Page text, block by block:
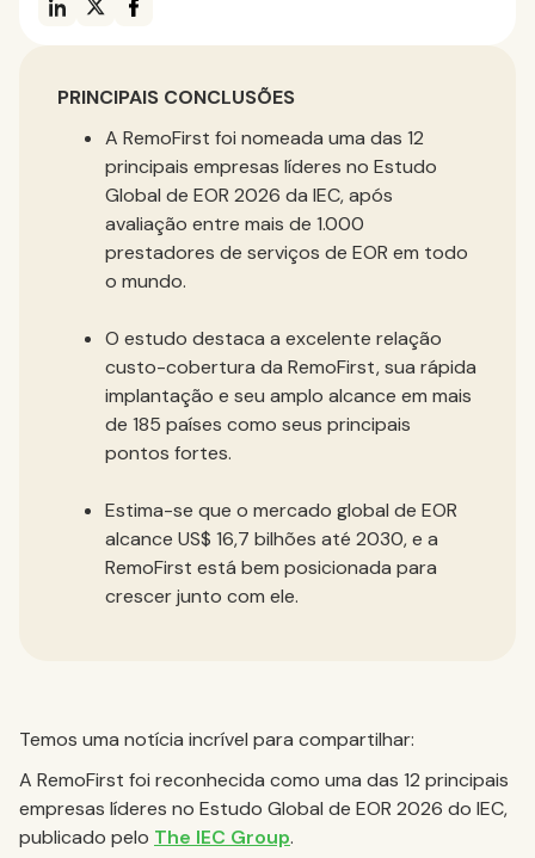
PRINCIPAIS CONCLUSÕES
A RemoFirst foi nomeada uma das 12
principais empresas líderes no Estudo
Global de EOR 2026 da IEC, após
avaliação entre mais de 1.000
prestadores de serviços de EOR em todo
o mundo.
O estudo destaca a excelente relação
custo-cobertura da RemoFirst, sua rápida
implantação e seu amplo alcance em mais
de 185 países como seus principais
pontos fortes.
Estima-se que o mercado global de EOR
alcance US$ 16,7 bilhões até 2030, e a
RemoFirst está bem posicionada para
crescer junto com ele.
Temos uma notícia incrível para compartilhar:
A RemoFirst foi reconhecida como uma das 12 principais
empresas líderes no Estudo Global de EOR 2026 do IEC,
publicado pelo The IEC Group.